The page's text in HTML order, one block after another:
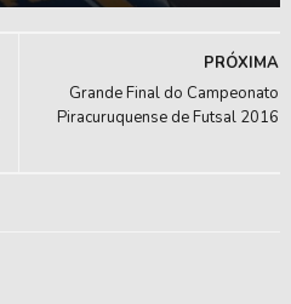
PRÓXIMA
Grande Final do Campeonato
Piracuruquense de Futsal 2016